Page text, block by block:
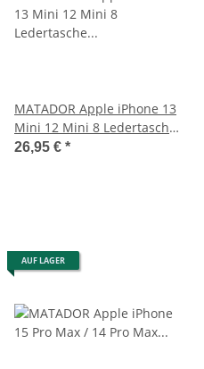
MATADOR Apple iPhone 13
Mini 12 Mini 8 Ledertasche
Hell-Braun
26,95 € *
AUF LAGER